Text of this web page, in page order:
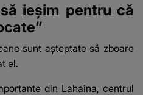
ieșim pentru că
sunt așteptate să zboare
el.
din Lahaina, centrul